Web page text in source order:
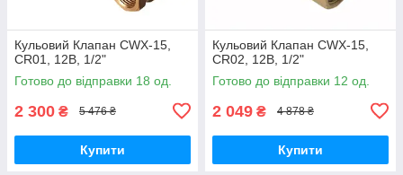
Кульовий Клапан CWX-15,
CR01, 12В, 1/2"
Готово до відправки 18 од.
2 300 ₴ 5 476 ₴
Купити
Кульовий Клапан CWX-15,
CR02, 12В, 1/2"
Готово до відправки 12 од.
2 049 ₴ 4 878 ₴
Купити